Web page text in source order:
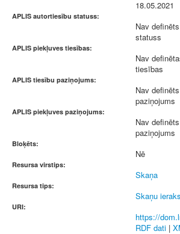
18.05.2021
APLIS autortiesību statuss:
Nav
statuss
APLIS piekļuves tiesības:
Nav
tiesības
APLIS tiesību paziņojums:
Nav
paziņojums
APLIS piekļuves paziņojums:
Nav
paziņojums
Bloķēts:
Nē
Resursa virstips:
Skaņa
Resursa tips:
Skaņu
URI:
https://
RDF dati |